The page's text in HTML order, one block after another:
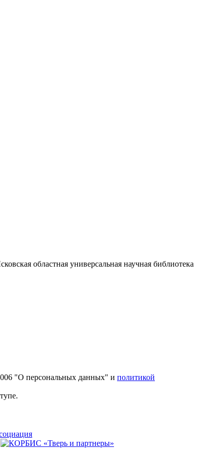
областная универсальная научная библиотека
"О персональных данных" и политикой